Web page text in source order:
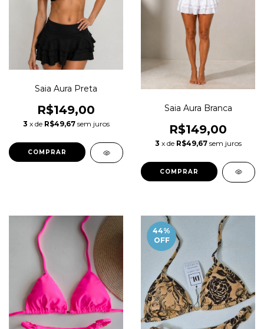
Saia Aura Preta
R$149,00
3 x de R$49,67 sem juros
COMPRAR
Saia Aura Branca
R$149,00
3 x de R$49,67 sem juros
COMPRAR
44%
OFF